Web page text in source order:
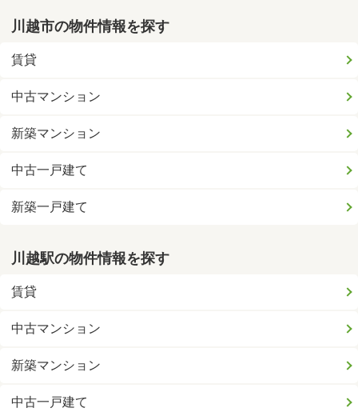
川越市の物件情報を探す
賃貸
中古マンション
新築マンション
中古一戸建て
新築一戸建て
川越駅の物件情報を探す
賃貸
中古マンション
新築マンション
中古一戸建て